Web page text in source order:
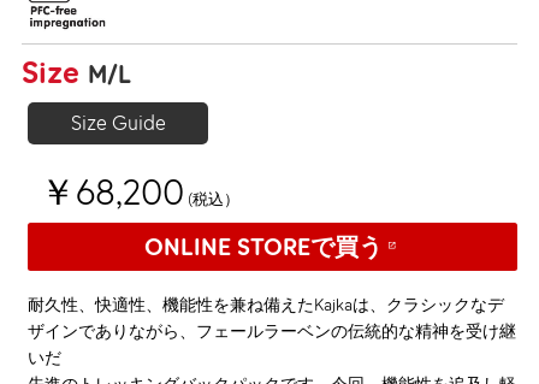
Size M/L
Size Guide
￥68,200 (税込）
ONLINE STOREで買う
耐久性、快適性、機能性を兼ね備えたKajkaは、クラシックなデ
ザインでありながら、フェールラーベンの伝統的な精神を受け継
いだ